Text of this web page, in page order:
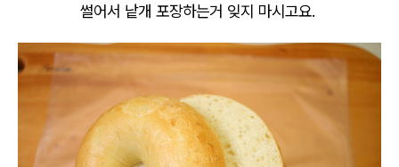
썰어서 낱개 포장하는거 잊지 마시고요.